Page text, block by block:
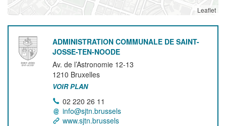
Leaflet
ADMINISTRATION COMMUNALE DE SAINT-
JOSSE-TEN-NOODE
Av. de l’Astronomie 12-13
1210 Bruxelles
VOIR PLAN
02 220 26 11
info@sjtn.brussels
www.sjtn.brussels